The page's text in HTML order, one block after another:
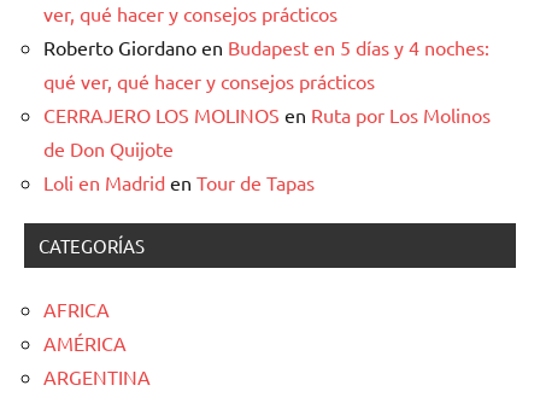
ver, qué hacer y consejos prácticos
Roberto Giordano en Budapest en 5 días y 4 noches:
qué ver, qué hacer y consejos prácticos
CERRAJERO LOS MOLINOS en Ruta por Los Molinos
de Don Quijote
Loli en Madrid en Tour de Tapas
CATEGORÍAS
AFRICA
AMÉRICA
ARGENTINA